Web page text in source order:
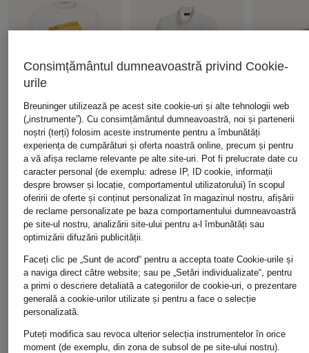
+reducere promoțională
Acne Studios
tricou
839 lei
Cel mai bun preț:713,15 lei
Inițial:1.479 lei
+reducere promoțională
POLO RALPH LAUREN
Cămașă din in Custom
Fit
649 lei
Cel mai bun preț:
+reducere
adidas
Pantofi de
TERREX
AX5 GTX
Cel mai bun
Inițial:
619 lei
Consimțământul dumneavoastră privind Cookie-
urile
Breuninger utilizează pe acest site cookie-uri și alte tehnologii web
(„instrumente”). Cu consimțământul dumneavoastră, noi și partenerii
noștri (terți) folosim aceste instrumente pentru a îmbunătăți
experiența de cumpărături și oferta noastră online, precum și pentru
a vă afișa reclame relevante pe alte site-uri. Pot fi prelucrate date cu
caracter personal (de exemplu: adrese IP, ID cookie, informații
despre browser și locație, comportamentul utilizatorului) în scopul
oferirii de oferte și conținut personalizat în magazinul nostru, afișării
de reclame personalizate pe baza comportamentului dumneavoastră
pe site-ul nostru, analizării site-ului pentru a-l îmbunătăți sau
optimizării difuzării publicității.
Faceți clic pe „Sunt de acord“ pentru a accepta toate Cookie-urile și
a naviga direct către website; sau pe „Setări individualizate“, pentru
a primi o descriere detaliată a categoriilor de cookie-uri, o prezentare
generală a cookie-urilor utilizate și pentru a face o selecție
personalizată.
Puteți modifica sau revoca ulterior selecția instrumentelor în orice
moment (de exemplu, din zona de subsol de pe site-ului nostru).